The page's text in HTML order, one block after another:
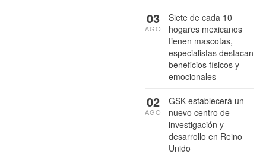
Siete de cada 10
hogares mexicanos
tienen mascotas,
especialistas destacan
beneficios físicos y
emocionales
03
AGO
GSK establecerá un
nuevo centro de
investigación y
desarrollo en Reino
Unido
02
AGO